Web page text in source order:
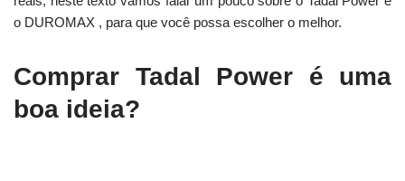
o DUROMAX , para que você possa escolher o melhor.
Comprar Tadal Power é uma
boa ideia?